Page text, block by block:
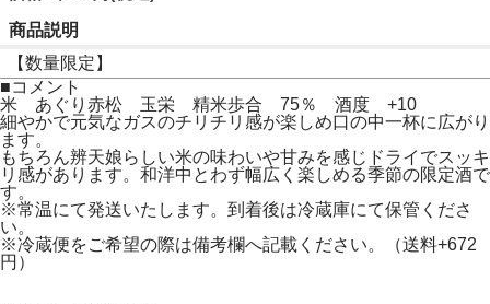
商品説明
【数量限定】
■コメント
米 あぐり赤松 玉栄 精米歩合 75％ 酒度 +10
細やかで元気なガスのチリチリ感が楽しめ口の中一杯に広がり
ます。
もちろん辨天娘らしい米の味わいや甘みを感じドライでスッキ
リ感があります。和洋中とわず幅広く楽しめる季節の限定酒で
す。
※常温にて発送いたします。到着後は冷蔵庫にて保管くださ
い。
※冷蔵便をご希望の際は備考欄へ記載ください。（送料+672
円）